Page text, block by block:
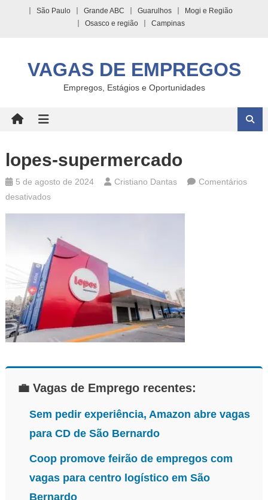
São Paulo Grande ABC Guarulhos
Mogi e Região
Osasco e região
Campinas
VAGAS DE EMPREGOS
Empregos, Estágios e Oportunidades
lopes-supermercado
5 de agosto de 2024 Cristiano Dantas
Comentários
desativadosem
💼 Vagas de Emprego recentes:
Sem pedir experiência, Amazon abre vagas
para CD de São Bernardo
Coop promove feirão de empregos com
vagas para centro logístico em São
Bernardo